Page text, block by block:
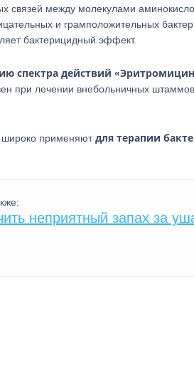
связей между молекулами
и грамположительных
бактерицидный эффект.
спектра действий
при лечении внебольничных
широко применяютдля терапии
неприятный запах за